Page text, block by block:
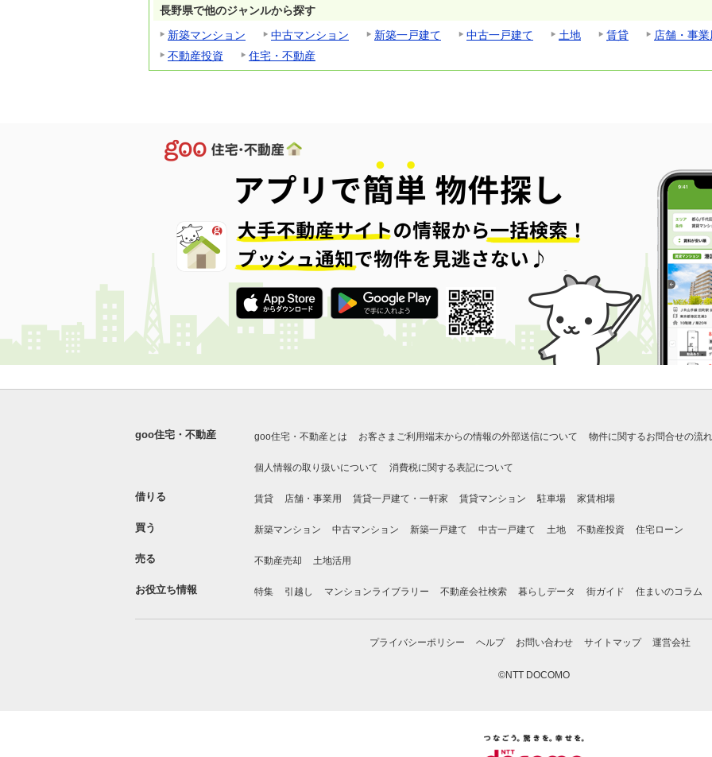
長野県で他のジャンルから探す
新築マンション
中古マンション 新築一戸建て 中古一戸建て 土地 賃貸
店舗・事業
不動産投資
住宅・不動産
goo住宅・不動産 goo住宅・不動産とは お客さまご利用端末からの情報の外部送信について 物件に関するお問合せの流れ
個人情報の取り扱いについて 消費税に関する表記について
借りる 賃貸 店舗・事業用 賃貸一戸建て・一軒家 賃貸マンション 駐車場 家賃相場
買う 新築マンション 中古マンション 新築一戸建て 中古一戸建て 土地 不動産投資 住宅ローン
売る 不動産売却 土地活用
お役立ち情報 特集 引越し マンションライブラリー 不動産会社検索 暮らしデータ 街ガイド 住まいのコラム
プライバシーポリシー ヘルプ お問い合わせ サイトマップ 運営会社
©NTT DOCOMO